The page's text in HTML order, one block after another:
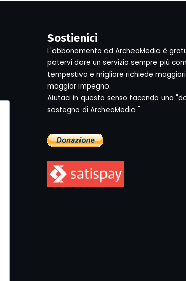
Sostienici
L'abbonamento ad ArcheoMedia è
potervi dare un servizio sempre più
tempestivo e migliore richiede
maggior impegno.
Aiutaci in questo senso facendo una
sostegno di ArcheoMedia "